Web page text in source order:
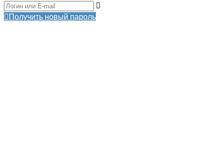
Получить новый пароль